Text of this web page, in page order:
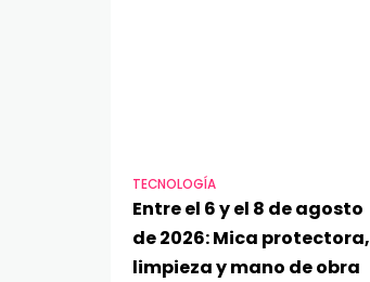
TECNOLOGÍA
Entre el 6 y el 8 de agosto
de 2026: Mica protectora,
limpieza y mano de obra